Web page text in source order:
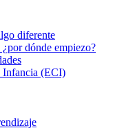
diferente
dónde empiezo?
Infancia (ECI)